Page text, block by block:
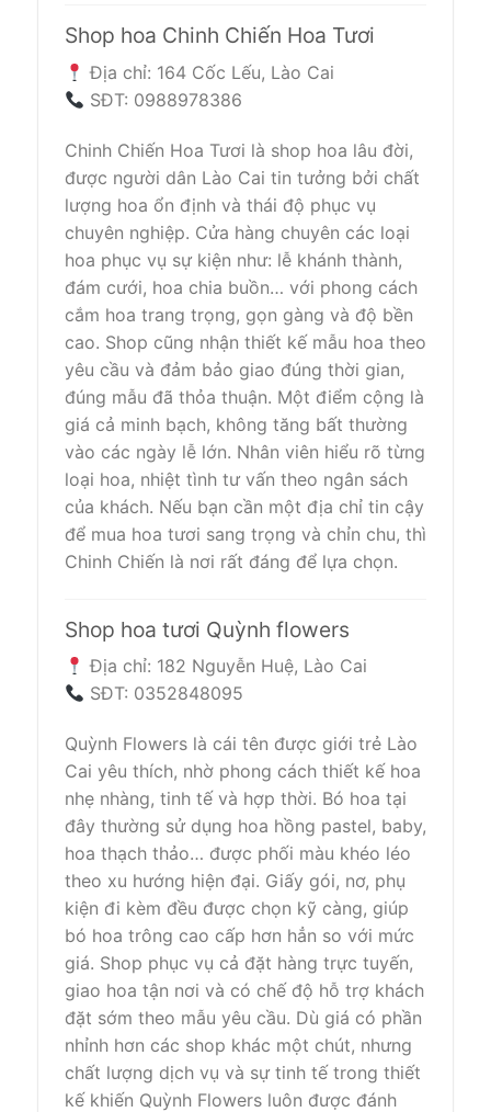
Shop hoa Chinh Chiến Hoa Tươi
Địa chỉ: 164 Cốc Lếu, Lào Cai
SĐT: 0988978386
Chinh Chiến Hoa Tươi là shop hoa lâu đời,
được người dân Lào Cai tin tưởng bởi chất
lượng hoa ổn định và thái độ phục vụ
chuyên nghiệp. Cửa hàng chuyên các loại
hoa phục vụ sự kiện như: lễ khánh thành,
đám cưới, hoa chia buồn… với phong cách
cắm hoa trang trọng, gọn gàng và độ bền
cao. Shop cũng nhận thiết kế mẫu hoa theo
yêu cầu và đảm bảo giao đúng thời gian,
đúng mẫu đã thỏa thuận. Một điểm cộng là
giá cả minh bạch, không tăng bất thường
vào các ngày lễ lớn. Nhân viên hiểu rõ từng
loại hoa, nhiệt tình tư vấn theo ngân sách
của khách. Nếu bạn cần một địa chỉ tin cậy
để mua hoa tươi sang trọng và chỉn chu, thì
Chinh Chiến là nơi rất đáng để lựa chọn.
Shop hoa tươi Quỳnh flowers
Địa chỉ: 182 Nguyễn Huệ, Lào Cai
SĐT: 0352848095
Quỳnh Flowers là cái tên được giới trẻ Lào
Cai yêu thích, nhờ phong cách thiết kế hoa
nhẹ nhàng, tinh tế và hợp thời. Bó hoa tại
đây thường sử dụng hoa hồng pastel, baby,
hoa thạch thảo… được phối màu khéo léo
theo xu hướng hiện đại. Giấy gói, nơ, phụ
kiện đi kèm đều được chọn kỹ càng, giúp
bó hoa trông cao cấp hơn hẳn so với mức
giá. Shop phục vụ cả đặt hàng trực tuyến,
giao hoa tận nơi và có chế độ hỗ trợ khách
đặt sớm theo mẫu yêu cầu. Dù giá có phần
nhỉnh hơn các shop khác một chút, nhưng
chất lượng dịch vụ và sự tinh tế trong thiết
kế khiến Quỳnh Flowers luôn được đánh